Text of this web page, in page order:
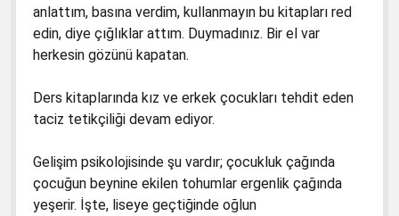
anlattım, basına verdim, kullanmayın bu kitapları red
edin, diye çığlıklar attım. Duymadınız. Bir el var
herkesin gözünü kapatan.
Ders kitaplarında kız ve erkek çocukları tehdit eden
taciz tetikçiliği devam ediyor.
Gelişim psikolojisinde şu vardır; çocukluk çağında
çocuğun beynine ekilen tohumlar ergenlik çağında
yeşerir. İşte, liseye geçtiğinde oğlun